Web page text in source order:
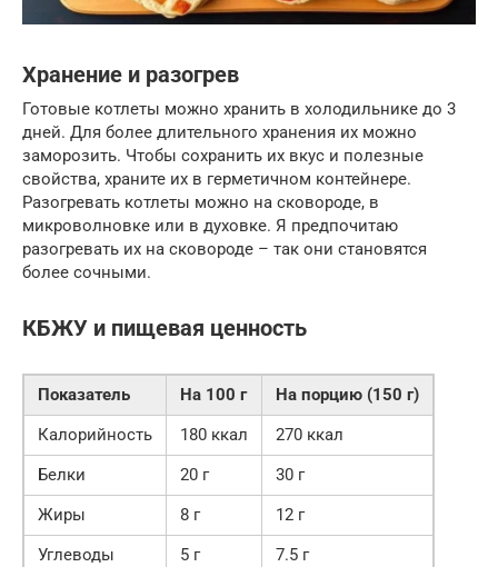
Хранение и разогрев
Готовые котлеты можно хранить в холодильнике до 3
дней. Для более длительного хранения их можно
заморозить. Чтобы сохранить их вкус и полезные
свойства, храните их в герметичном контейнере.
Разогревать котлеты можно на сковороде, в
микроволновке или в духовке. Я предпочитаю
разогревать их на сковороде – так они становятся
более сочными.
КБЖУ и пищевая ценность
Показатель На 100 г
На порцию (150 г)
Калорийность
180 ккал
270 ккал
Белки
20 г
30 г
Жиры
8 г
12 г
Углеводы
5 г 7.5 г